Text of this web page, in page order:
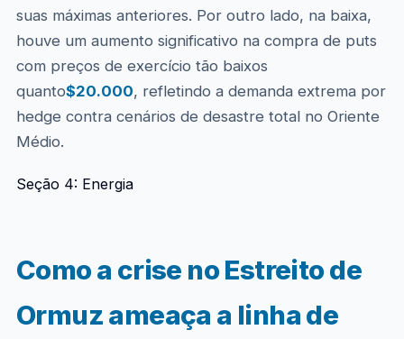
suas máximas anteriores. Por outro lado, na baixa,
houve um aumento significativo na compra de puts
com preços de exercício tão baixos
quanto$20.000, refletindo a demanda extrema por
hedge contra cenários de desastre total no Oriente
Médio.
Seção 4: Energia
Como a crise no Estreito de
Ormuz ameaça a linha de